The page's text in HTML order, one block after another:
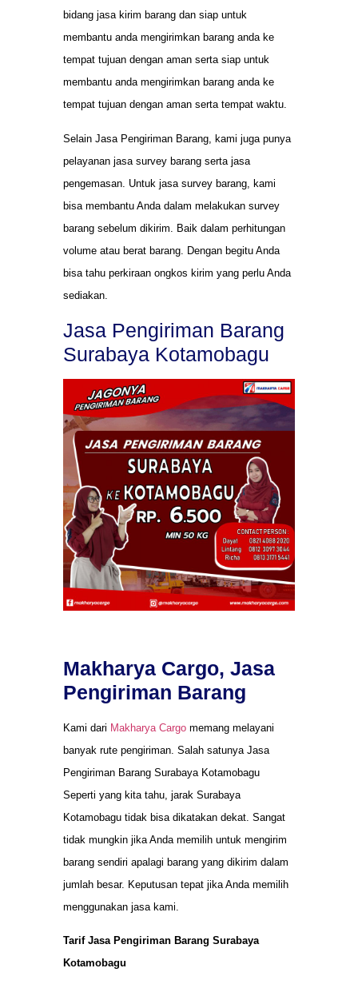
bidang jasa kirim barang dan siap untuk
membantu anda mengirimkan barang anda ke
tempat tujuan dengan aman serta siap untuk
membantu anda mengirimkan barang anda ke
tempat tujuan dengan aman serta tempat waktu.
Selain Jasa Pengiriman Barang, kami juga punya
pelayanan jasa survey barang serta jasa
pengemasan. Untuk jasa survey barang, kami
bisa membantu Anda dalam melakukan survey
barang sebelum dikirim. Baik dalam perhitungan
volume atau berat barang. Dengan begitu Anda
bisa tahu perkiraan ongkos kirim yang perlu Anda
sediakan.
Jasa Pengiriman Barang
Surabaya Kotamobagu
Makharya Cargo, Jasa
Pengiriman Barang
Kami dari Makharya Cargo memang melayani
banyak rute pengiriman. Salah satunya Jasa
Pengiriman Barang Surabaya Kotamobagu
Seperti yang kita tahu, jarak Surabaya
Kotamobagu tidak bisa dikatakan dekat. Sangat
tidak mungkin jika Anda memilih untuk mengirim
barang sendiri apalagi barang yang dikirim dalam
jumlah besar. Keputusan tepat jika Anda memilih
menggunakan jasa kami.
Tarif Jasa Pengiriman Barang Surabaya
Kotamobagu